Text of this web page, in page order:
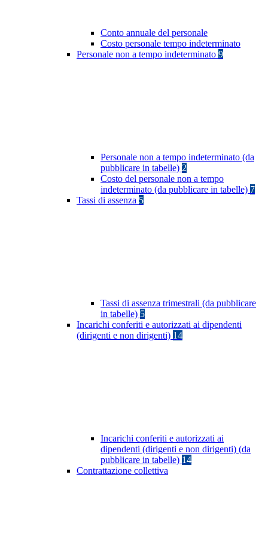
Conto annuale del personale
Costo personale tempo indeterminato
Personale non a tempo indeterminato 9
Personale non a tempo indeterminato (da
pubblicare in tabelle) 2
Costo del personale non a tempo
indeterminato (da pubblicare in tabelle) 7
Tassi di assenza 5
Tassi di assenza trimestrali (da pubblicare
in tabelle) 5
Incarichi conferiti e autorizzati ai dipendenti
(dirigenti e non dirigenti) 14
Incarichi conferiti e autorizzati ai
dipendenti (dirigenti e non dirigenti) (da
pubblicare in tabelle) 14
Contrattazione collettiva